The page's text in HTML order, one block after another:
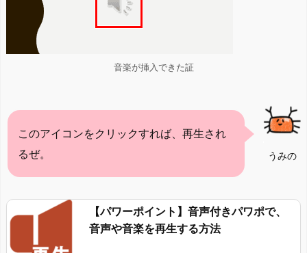
音楽が挿入できた証
うみの
このアイコンをクリックすれば、再生され
るぜ。
【パワーポイント】音声付きパワポで、
音声や音楽を再生する方法